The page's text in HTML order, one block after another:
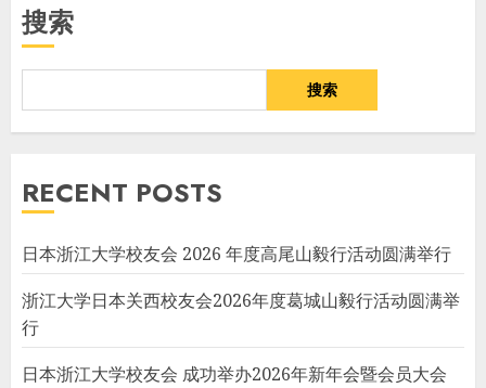
搜索
搜索
RECENT POSTS
日本浙江大学校友会 2026 年度高尾山毅行活动圆满举行
浙江大学日本关西校友会2026年度葛城山毅行活动圆满举
行
日本浙江大学校友会 成功举办2026年新年会暨会员大会